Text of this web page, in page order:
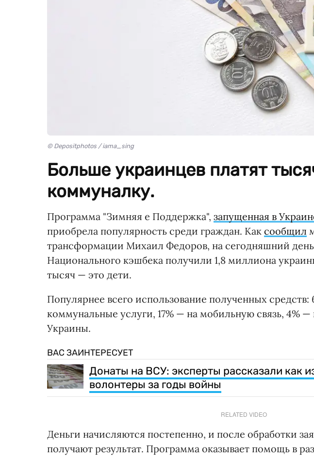
© Depositphotos / iama_sing
Больше украинцев платят
коммуналку.
Программа "Зимняя е Поддержка", запущенная в
приобрела популярность среди граждан. Как сообщил
трансформации Михаил Федоров, на сегодняшний день
Национального кэшбека получили 1,8 миллиона
тысяч — это дети.
Популярнее всего использование полученных средств:
коммунальные услуги, 17% — на мобильную связь, 4%
Украины.
ВАС ЗАИНТЕРЕСУЕТ
Донаты на ВСУ: эксперты рассказали как
волонтеры за годы войны
RELATED VIDEO
Деньги начисляются постепенно, и после обработки
получают результат. Программа оказывает помощь в